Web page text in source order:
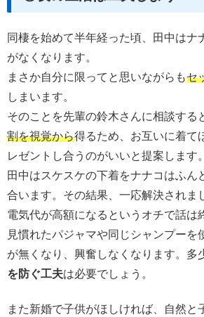
同棲を始めて半年経った頃、田中はナ
がなくなります。
まさか自分に限ってと思いながらもセ
しまいます。
そのことを先輩の鈴木さんに相談する
割を視覚から得るため、お互いに着て
レゼントし合うのがいいと提案します。
田中はスケスケの下着をナナコはふん
合います。その結果、一応解決されま
電気代が高額になるというオチで話は
見慣れたパジャマや同じシャンプーを
が無くなり、興奮しなくなります。多
を防ぐ工夫は必要でしょう。
また新婚で子供がほしければ、自然と